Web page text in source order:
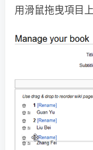
用滑鼠拖曳項目